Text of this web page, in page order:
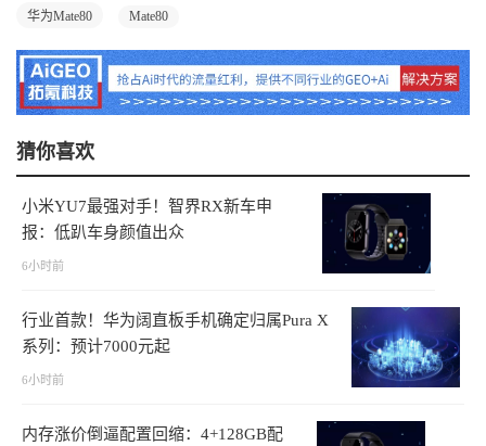
华为Mate80 Mate80
猜你喜欢
小米YU7最强对手！智界RX新车申
报：低趴车身颜值出众
6小时前
行业首款！华为阔直板手机确定归属Pura X
系列：预计7000元起
6小时前
内存涨价倒逼配置回缩：4+128GB配